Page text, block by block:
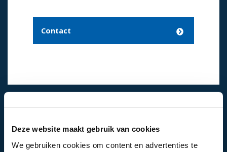
Deze website maakt gebruik van cookies
We gebruiken cookies om content en advertenties te
Contact
024-6492811 Mail ons